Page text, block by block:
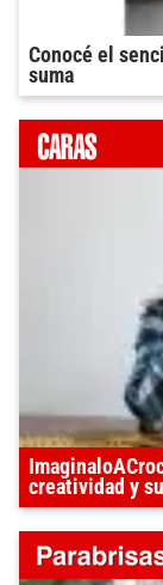
Conocé el
suma
creatividad y